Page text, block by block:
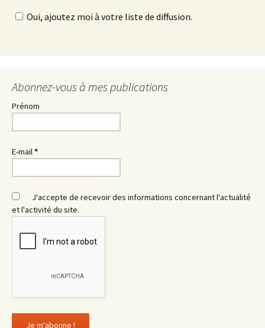
Oui, ajoutez moi à votre liste de diffusion.
Abonnez-vous à mes publications
Prénom
E-mail*
J'accepte de recevoir des informations concernant l'actualité
et l'activité du site.